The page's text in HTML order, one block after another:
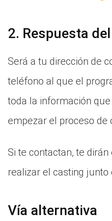
2. Respuesta
Será a tu dirección de
teléfono al que el
toda la información
empezar el proceso de
Si te contactan, te
realizar el casting
Vía alternativa